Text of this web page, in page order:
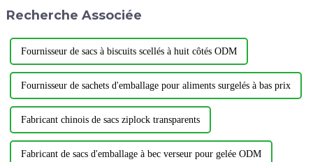
Recherche Associée
Fournisseur de sacs à biscuits scellés à huit côtés ODM
Fournisseur de sachets d'emballage pour aliments surgelés à bas prix
Fabricant chinois de sacs ziplock transparents
Fabricant de sacs d'emballage à bec verseur pour gelée ODM